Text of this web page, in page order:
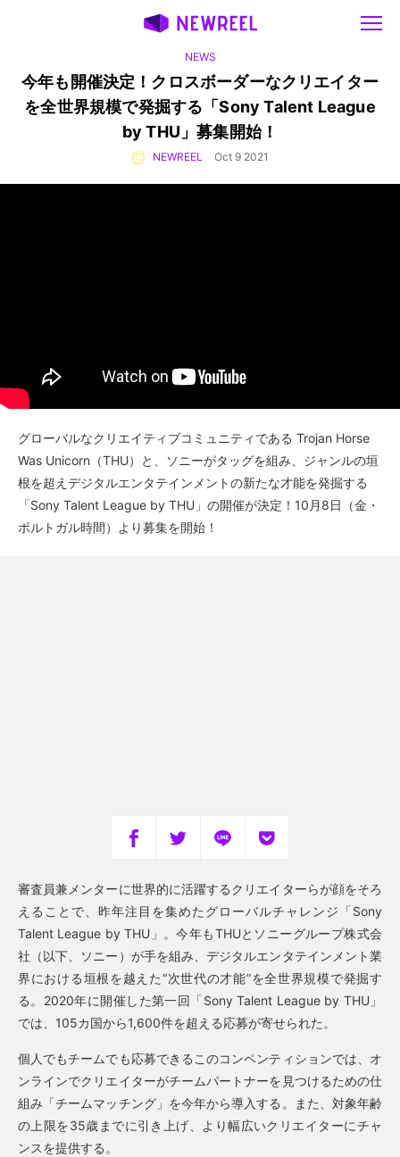
NEWS
今年も開催決定！クロスボーダーなクリエイター
を全世界規模で発掘する 「Sony Talent League
by THU」募集開始！
NEWREEL Oct 9 2021
グローバルなクリエイティブコミュニティである Trojan Horse
Was Unicorn（THU）と、ソニーがタッグを組み、ジャンルの垣
根を超えデジタルエンタテインメントの新たな才能を発掘する
「Sony Talent League by THU」の開催が決定！10月8日（金・
ポルトガル時間）より募集を開始！
審査員兼メンターに世界的に活躍するクリエイターらが顔をそろ
えることで、昨年注目を集めたグローバルチャレンジ「Sony
Talent League by THU」。今年もTHUとソニーグループ株式会
社（以下、ソニー）が手を組み、デジタルエンタテインメント業
界における垣根を越えた“次世代の才能”を全世界規模で発掘す
る。2020年に開催した第一回「Sony Talent League by THU」
では、105カ国から1,600件を超える応募が寄せられた。
個人でもチームでも応募できるこのコンペンティションでは、オ
ンラインでクリエイターがチームパートナーを見つけるための仕
組み「チームマッチング」を今年から導入する。また、対象年齢
の上限を35歳までに引き上げ、より幅広いクリエイターにチャ
ンスを提供する。